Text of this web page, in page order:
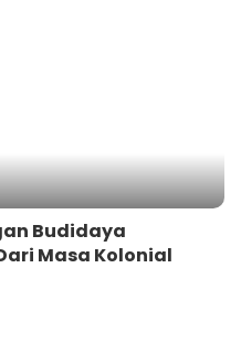
Budidaya
Masa Kolonial